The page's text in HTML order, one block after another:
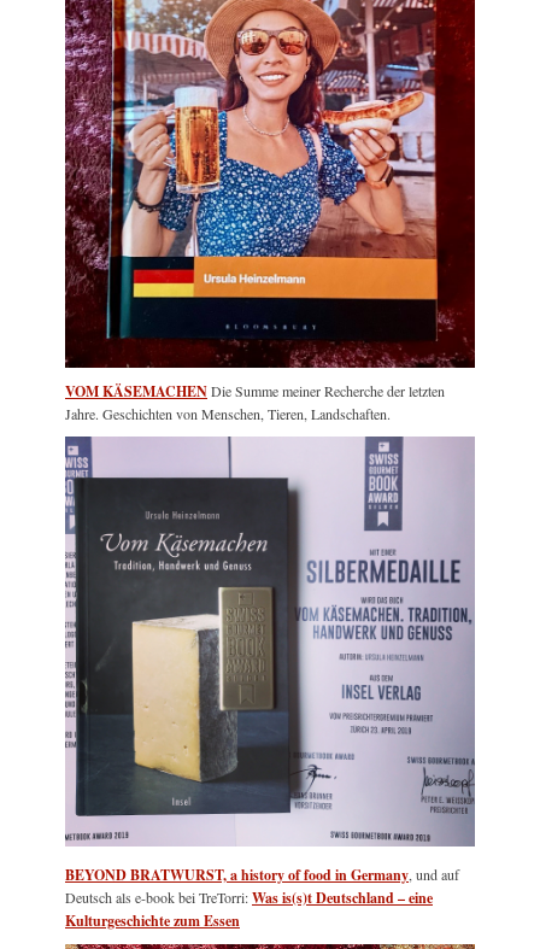
VOM KÄSEMACHENDie Summe meiner Recherche der letzten
Jahre. Geschichten von Menschen, Tieren, Landschaften.
BEYOND BRATWURST, a history of food in Germany, und auf
Deutsch als e-book bei TreTorri:Was is(s)t Deutschland – eine
Kulturgeschichte zum Essen